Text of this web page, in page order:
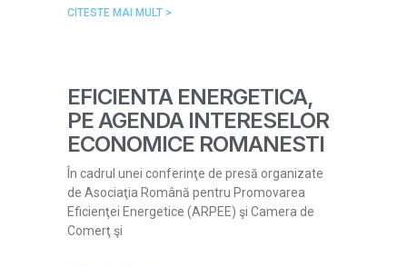
CITESTE MAI MULT >
EFICIENTA ENERGETICA,
PE AGENDA INTERESELOR
ECONOMICE ROMANESTI
În cadrul unei conferinţe de presă organizate
de Asociaţia Română pentru Promovarea
Eficienţei Energetice (ARPEE) şi Camera de
Comerţ şi